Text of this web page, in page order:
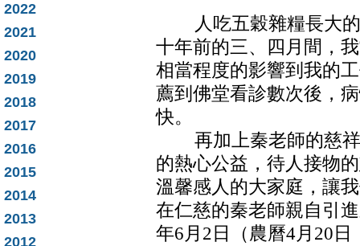
2022
2021
2020
2019
2018
2017
2016
2015
2014
2013
2012
人吃五穀雜糧長大的
十年前的三、四月間，
相當程度的影響到我的
薦到佛堂看診數次後，
快。
再加上秦老師的慈祥
的熱心公益，待人接物
溫馨感人的大家庭，讓
在仁慈的秦老師親自引
年6月2日（農曆4月20